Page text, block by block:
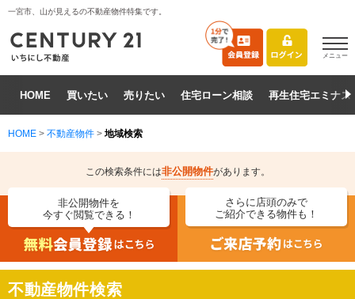
一宮市、山が見えるの不動産物件特集です。
メニュー
HOME 買いたい 売りたい 住宅ローン相談 再生住宅エミナス
HOME > 不動産物件 > 地域検索
この検索条件には非公開物件があります。
非公開物件を
今すぐ閲覧できる！
さらに店頭のみで
ご紹介できる物件も！
不動産物件検索